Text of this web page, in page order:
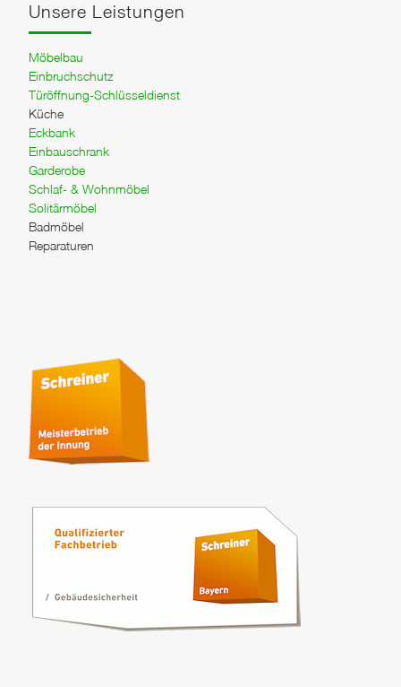
Unsere Leistungen
Möbelbau
Einbruchschutz
Türöffnung-Schlüsseldienst
Küche
Eckbank
Einbauschrank
Garderobe
Schlaf- & Wohnmöbel
Solitärmöbel
Badmöbel
Reparaturen